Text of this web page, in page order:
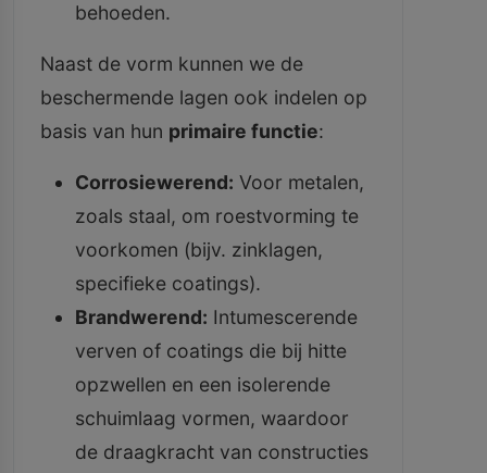
behoeden.
Naast de vorm kunnen we de
beschermende lagen ook indelen op
basis van hun primaire functie:
Corrosiewerend: Voor metalen,
zoals staal, om roestvorming te
voorkomen (bijv. zinklagen,
specifieke coatings).
Brandwerend: Intumescerende
verven of coatings die bij hitte
opzwellen en een isolerende
schuimlaag vormen, waardoor
de draagkracht van constructies